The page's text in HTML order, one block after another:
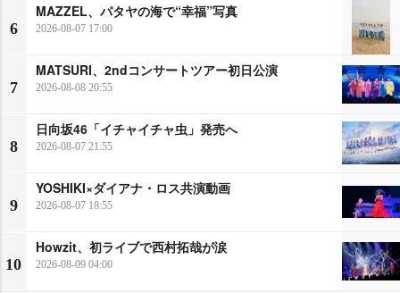
6
MAZZEL、パタヤの海で“幸福”写真
2026-08-07 17:00
7
MATSURI、2ndコンサートツアー初日公演
2026-08-08 20:55
8
日向坂46「イチャイチャ虫」発売へ
2026-08-07 21:55
9
YOSHIKI×ダイアナ・ロス共演動画
2026-08-07 18:55
10
Howzit、初ライブで西村拓哉が涙
2026-08-09 04:00